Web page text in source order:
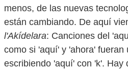
menos, de las nuevas
están cambiando. De aquí
l'Akídelara: Canciones del
como si 'aquí' y 'ahora' fueran
escribiendo 'aquí' con 'k'. Hay